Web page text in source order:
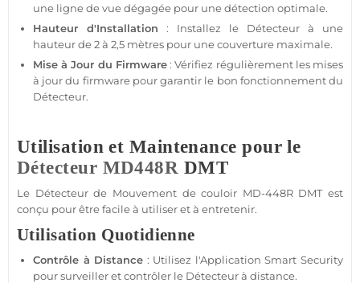
une ligne de vue dégagée pour une détection optimale.
Hauteur d'Installation : Installez le Détecteur à une
hauteur de 2 à 2,5 mètres pour une couverture maximale.
Mise à Jour du Firmware: Vérifiez régulièrement les mises
à jour du firmware pour garantir le bon fonctionnement du
Détecteur.
Utilisation et Maintenance pour le
Détecteur MD448R DMT
Le Détecteur de Mouvementde couloir MD-448RDMT est
conçu pour être facile à utiliser et à entretenir.
Utilisation Quotidienne
Contrôle à Distance : Utilisez l'Application Smart Security
pour surveiller et contrôler le Détecteurà distance.